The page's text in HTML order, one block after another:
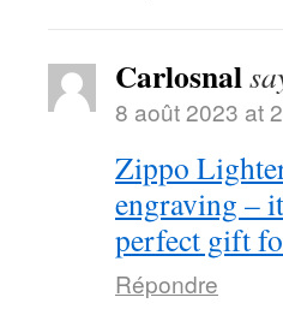
Carlosnal
8 août 2023 at
Zippo
engraving –
perfect gift
Répondre